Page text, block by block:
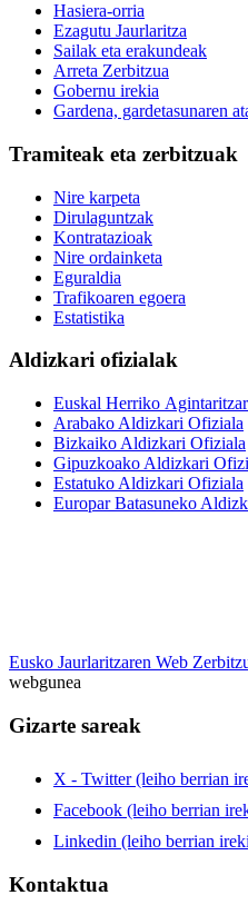
Hasiera-orria
Ezagutu Jaurlaritza
Sailak eta erakundeak
Arreta Zerbitzua
Gobernu irekia
Gardena, gardetasunaren
Tramiteak eta zerbitzuak
Nire karpeta
Dirulaguntzak
Kontratazioak
Nire ordainketa
Eguraldia
Trafikoaren egoera
Estatistika
Aldizkari ofizialak
Euskal Herriko
Arabako Aldizkari Ofiziala
Bizkaiko Aldizkari Ofiziala
Gipuzkoako Aldizkari
Estatuko Aldizkari Ofiziala
Europar Batasuneko
Eusko Jaurlaritzaren Web
webgunea
Gizarte sareak
X - Twitter (leiho berrian
Facebook (leiho berrian
Linkedin (leiho berrian
Kontaktua